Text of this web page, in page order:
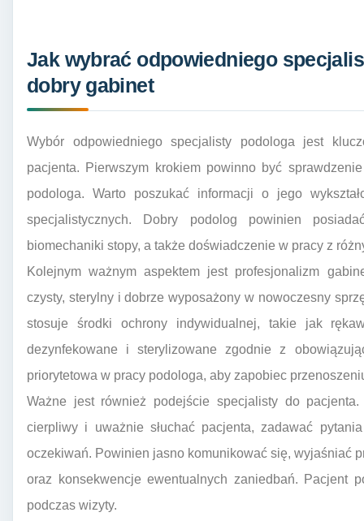
Jak wybrać odpowiedniego
dobry gabinet
Wybór odpowiedniego specjalisty podologa jest
pacjenta. Pierwszym krokiem powinno być
podologa. Warto poszukać informacji o jego
specjalistycznych. Dobry podolog powinien
biomechaniki stopy, a także doświadczenie w pracy z
Kolejnym ważnym aspektem jest profesjonalizm
czysty, sterylny i dobrze wyposażony w nowoczesny
stosuje środki ochrony indywidualnej, takie jak
dezynfekowane i sterylizowane zgodnie z
priorytetowa w pracy podologa, aby zapobiec
Ważne jest również podejście specjalisty do
cierpliwy i uważnie słuchać pacjenta, zadawać
oczekiwań. Powinien jasno komunikować się, wyjaśniać
oraz konsekwencje ewentualnych zaniedbań. Pacjent
podczas wizyty.